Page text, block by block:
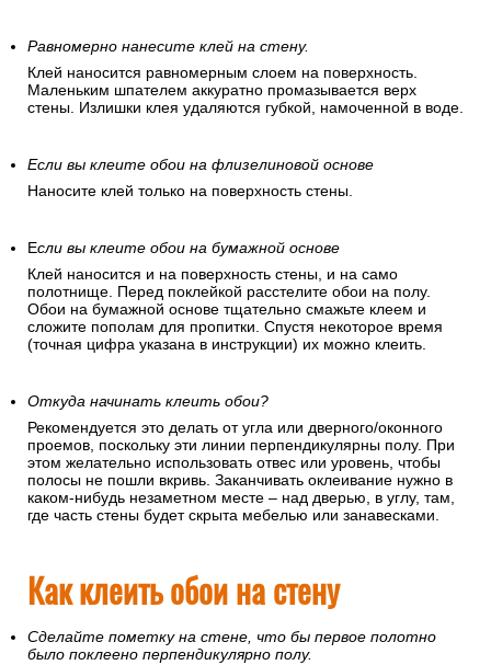
Равномерно нанесите клей на стену.
Клей наносится равномерным слоем на поверхность.
Маленьким шпателем аккуратно промазывается верх
стены. Излишки клея удаляются губкой, намоченной в воде.
Если вы клеите обои на флизелиновой основе
Наносите клей только на поверхность стены.
Если вы клеите обои на бумажной основе
Клей наносится и на поверхность стены, и на само
полотнище. Перед поклейкой расстелите обои на полу.
Обои на бумажной основе тщательно смажьте клеем и
сложите пополам для пропитки. Спустя некоторое время
(точная цифра указана в инструкции) их можно клеить.
Откуда начинать клеить обои?
Рекомендуется это делать от угла или дверного/оконного
проемов, поскольку эти линии перпендикулярны полу. При
этом желательно использовать отвес или уровень, чтобы
полосы не пошли вкривь. Заканчивать оклеивание нужно в
каком-нибудь незаметном месте – над дверью, в углу, там,
где часть стены будет скрыта мебелью или занавесками.
Как клеить обои на стену
Сделайте пометку на стене, что бы первое полотно
было поклеено перпендикулярно полу.